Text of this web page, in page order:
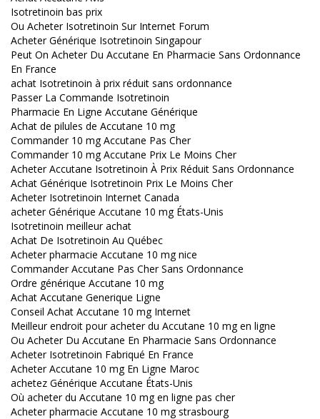
Isotretinoin bas prix
Ou Acheter Isotretinoin Sur Internet Forum
Acheter Générique Isotretinoin Singapour
Peut On Acheter Du Accutane En Pharmacie Sans Ordonnance
En France
achat Isotretinoin à prix réduit sans ordonnance
Passer La Commande Isotretinoin
Pharmacie En Ligne Accutane Générique
Achat de pilules de Accutane 10 mg
Commander 10 mg Accutane Pas Cher
Commander 10 mg Accutane Prix Le Moins Cher
Acheter Accutane Isotretinoin À Prix Réduit Sans Ordonnance
Achat Générique Isotretinoin Prix Le Moins Cher
Acheter Isotretinoin Internet Canada
acheter Générique Accutane 10 mg États-Unis
Isotretinoin meilleur achat
Achat De Isotretinoin Au Québec
Acheter pharmacie Accutane 10 mg nice
Commander Accutane Pas Cher Sans Ordonnance
Ordre générique Accutane 10 mg
Achat Accutane Generique Ligne
Conseil Achat Accutane 10 mg Internet
Meilleur endroit pour acheter du Accutane 10 mg en ligne
Ou Acheter Du Accutane En Pharmacie Sans Ordonnance
Acheter Isotretinoin Fabriqué En France
Acheter Accutane 10 mg En Ligne Maroc
achetez Générique Accutane États-Unis
Où acheter du Accutane 10 mg en ligne pas cher
Acheter pharmacie Accutane 10 mg strasbourg